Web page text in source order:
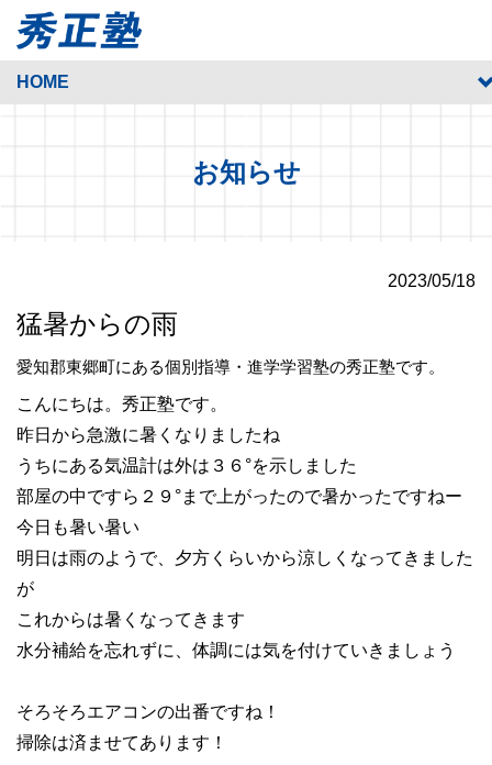
HOME
お知らせ
2023/05/18
猛暑からの雨
愛知郡東郷町にある個別指導・進学学習塾の秀正塾です。
こんにちは。秀正塾です。
昨日から急激に暑くなりましたね
うちにある気温計は外は３６°を示しました
部屋の中ですら２９°まで上がったので暑かったですねー
今日も暑い暑い
明日は雨のようで、夕方くらいから涼しくなってきました
が
これからは暑くなってきます
水分補給を忘れずに、体調には気を付けていきましょう
そろそろエアコンの出番ですね！
掃除は済ませてあります！